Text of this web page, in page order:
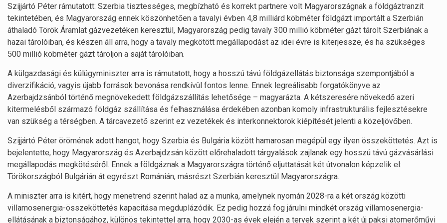
Szijjártó Péter rámutatott: Szerbia tisztességes, megbízható és korrekt partnere volt Magyarországnak a földgáztranzit
tekintetében, és Magyarország ennek köszönhetően a tavalyi évben 4,8 milliárd köbméter földgázt importált a Szerbián
áthaladó Török Áramlat gázvezetéken keresztül, Magyarország pedig tavaly 300 millió köbméter gázt tárolt Szerbiának a
hazai tárolóiban, és készen áll arra, hogy a tavaly megkötött megállapodást az idei évre is kiterjessze, és ha szükséges
500 millió köbméter gázt tároljon a saját tárolóiban.
A külgazdasági és külügyminiszter arra is rámutatott, hogy a hosszú távú földgázellátás biztonsága szempontjából a
diverzifikáció, vagyis újabb források bevonása rendkívül fontos lenne. Ennek legreálisabb forgatókönyve az
Azerbajdzsánból történő megnövekedett földgázszállítás lehetősége – magyarázta. A kétszeresére növekedő azeri
kitermelésből származó földgáz szállítása és felhasználása érdekében azonban komoly infrastrukturális fejlesztésekre
van szükség a térségben. A tárcavezető szerint ez vezetékek és interkonnektorok kiépítését jelenti a közeljövőben.
Szijjártó Péter örömének adott hangot, hogy Szerbia és Bulgária között hamarosan megépül egy ilyen összeköttetés. Azt is
bejelentette, hogy Magyarország és Azerbajdzsán között előrehaladott tárgyalások zajlanak egy hosszú távú gázvásárlási
megállapodás megkötéséről. Ennek a földgáznak a Magyarországra történő eljuttatását két útvonalon képzelik el:
Törökországból Bulgárián át egyrészt Románián, másrészt Szerbián keresztül Magyarországra.
A miniszter arra is kitért, hogy menetrend szerint halad az a munka, amelynek nyomán 2028-ra a két ország közötti
villamosenergia-összeköttetés kapacitása megduplázódik. Ez pedig hozzá fog járulni mindkét ország villamosenergia-
ellátásának a biztonságához, különös tekintettel arra, hogy 2030-as évek elején a tervek szerint a két új paksi atomerőművi